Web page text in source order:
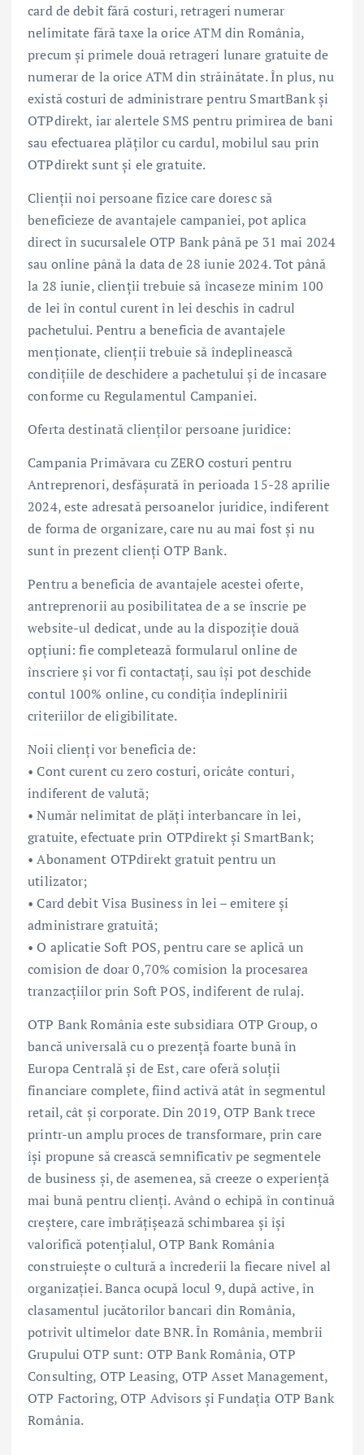
card de debit fără costuri, retrageri numerar
nelimitate fără taxe la orice ATM din România,
precum și primele două retrageri lunare gratuite de
numerar de la orice ATM din străinătate. În plus, nu
există costuri de administrare pentru SmartBank și
OTPdirekt, iar alertele SMS pentru primirea de bani
sau efectuarea plăților cu cardul, mobilul sau prin
OTPdirekt sunt și ele gratuite.
Clienții noi persoane fizice care doresc să
beneficieze de avantajele campaniei, pot aplica
direct în sucursalele OTP Bank până pe 31 mai 2024
sau online până la data de 28 iunie 2024. Tot până
la 28 iunie, clienții trebuie să încaseze minim 100
de lei în contul curent în lei deschis în cadrul
pachetului. Pentru a beneficia de avantajele
menționate, clienții trebuie să îndeplinească
condițiile de deschidere a pachetului și de încasare
conforme cu Regulamentul Campaniei.
Oferta destinată clienților persoane juridice:
Campania Primăvara cu ZERO costuri pentru
Antreprenori, desfășurată în perioada 15-28 aprilie
2024, este adresată persoanelor juridice, indiferent
de forma de organizare, care nu au mai fost și nu
sunt în prezent clienți OTP Bank.
Pentru a beneficia de avantajele acestei oferte,
antreprenorii au posibilitatea de a se înscrie pe
website-ul dedicat, unde au la dispoziție două
opțiuni: fie completează formularul online de
înscriere și vor fi contactați, sau își pot deschide
contul 100% online, cu condiția îndeplinirii
criteriilor de eligibilitate.
Noii clienți vor beneficia de:
• Cont curent cu zero costuri, oricâte conturi,
indiferent de valută;
• Număr nelimitat de plăți interbancare în lei,
gratuite, efectuate prin OTPdirekt și SmartBank;
• Abonament OTPdirekt gratuit pentru un
utilizator;
• Card debit Visa Business în lei – emitere şi
administrare gratuită;
• O aplicatie Soft POS, pentru care se aplică un
comision de doar 0,70% comision la procesarea
tranzacțiilor prin Soft POS, indiferent de rulaj.
OTP Bank România este subsidiara OTP Group, o
bancă universală cu o prezență foarte bună în
Europa Centrală și de Est, care oferă soluții
financiare complete, fiind activă atât în segmentul
retail, cât și corporate. Din 2019, OTP Bank trece
printr-un amplu proces de transformare, prin care
își propune să crească semnificativ pe segmentele
de business și, de asemenea, să creeze o experiență
mai bună pentru clienți. Având o echipă în continuă
creștere, care îmbrățișează schimbarea și își
valorifică potențialul, OTP Bank România
construiește o cultură a încrederii la fiecare nivel al
organizației. Banca ocupă locul 9, după active, în
clasamentul jucătorilor bancari din România,
potrivit ultimelor date BNR. În România, membrii
Grupului OTP sunt: OTP Bank România, OTP
Consulting, OTP Leasing, OTP Asset Management,
OTP Factoring, OTP Advisors și Fundația OTP Bank
România.